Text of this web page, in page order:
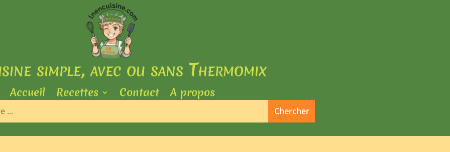
simple, avec ou sans Thermomix
Accueil Recettes Contact A propos